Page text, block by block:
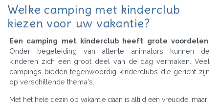
Welke camping met kinderclub
kiezen voor uw vakantie?
Een camping met kinderclub heeft grote voordelen
Onder begeleiding van attente animators kunnen de
kinderen zich een groot deel van de dag vermaken. Veel
campings bieden tegenwoordig kinderclubs die gericht zijn
op verschillende thema's.
Met het hele gezin op vakantie gaan is altijd een vreugde, maar